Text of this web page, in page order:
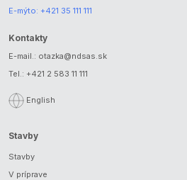
E-mýto: +421 35 111 111
Kontakty
E-mail.: otazka@ndsas.sk
Tel.: +421 2 583 11 111
English
Stavby
Stavby
V príprave